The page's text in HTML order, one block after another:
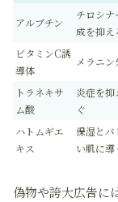
アルブチン
チロシ
成を抑え
ビタミンC誘
導体
メラニ
トラネキサ
ム酸
炎症を
ぐ
ハトムギエ
キス
保湿とバ
い肌に導
偽物や誇大広告に